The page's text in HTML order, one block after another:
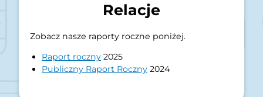
Relacje
Zobacz nasze raporty roczne poniżej.
Raport roczny 2025
Publiczny Raport Roczny 2024